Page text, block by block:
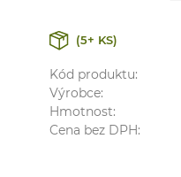
(5+ KS)
Kód produktu:
Výrobce:
Hmotnost:
Cena bez DPH: